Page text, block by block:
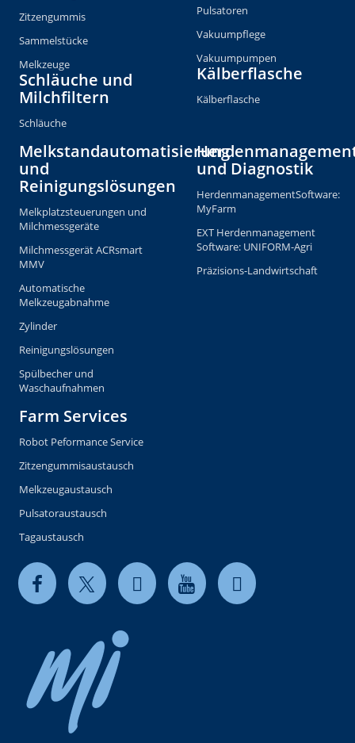
Zitzengummis
Sammelstücke
Melkzeuge
Schläuche und
Milchfiltern
Schläuche
Pulsatoren
Vakuumpflege
Vakuumpumpen
Kälberflasche
Kälberflasche
Melkstandautomatisierung
und
Reinigungslösungen
Melkplatzsteuerungen und
Milchmessgeräte
Milchmessgerät ACRsmart
MMV
Automatische
Melkzeugabnahme
Zylinder
Reinigungslösungen
Spülbecher und
Waschaufnahmen
und Diagnostik
HerdenmanagementSoftware:
MyFarm
EXT Herdenmanagement
Software: UNIFORM-Agri
Präzisions-Landwirtschaft
Farm Services
Robot Peformance Service
Zitzengummisaustausch
Melkzeugaustausch
Pulsatoraustausch
Tagaustausch